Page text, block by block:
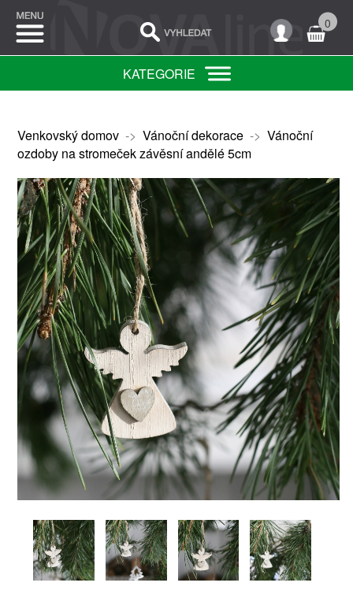
0
KATEGORIE
Venkovský domov-> Vánoční dekorace-> Vánoční
ozdoby na stromeček závěsní andělé 5cm